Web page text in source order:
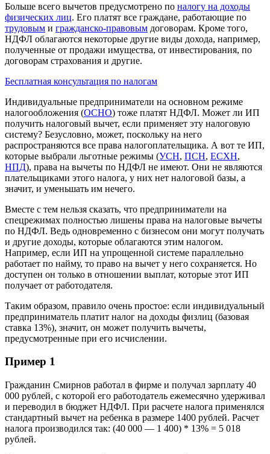
Больше всего вычетов предусмотрено по налогу на доходы
физических лиц. Его платят все граждане, работающие по
трудовым и гражданско-правовым договорам. Кроме того,
НДФЛ облагаются некоторые другие виды дохода, например,
полученные от продажи имущества, от инвестирования, по
договорам страхования и другие.
Бесплатная консультация по налогам
Индивидуальные предприниматели на основном режиме
налогообложения (ОСНО) тоже платят НДФЛ. Может ли ИП
получить налоговый вычет, если применяет эту налоговую
систему? Безусловно, может, поскольку на него
распространяются все права налогоплательщика. А вот те ИП,
которые выбрали льготные режимы (УСН, ПСН, ЕСХН,
НПД), права на вычеты по НДФЛ не имеют. Они не являются
плательщиками этого налога, у них нет налоговой базы, а
значит, и уменьшать им нечего.
Вместе с тем нельзя сказать, что предприниматели на
спецрежимах полностью лишены права на налоговые вычеты
по НДФЛ. Ведь одновременно с бизнесом они могут получать
и другие доходы, которые облагаются этим налогом.
Например, если ИП на упрощенной системе параллельно
работает по найму, то право на вычет у него сохраняется. Но
доступен он только в отношении выплат, которые этот ИП
получает от работодателя.
Таким образом, правило очень простое: если индивидуальный
предприниматель платит налог на доходы физлиц (базовая
ставка 13%), значит, он может получить вычеты,
предусмотренные при его исчислении.
Пример 1
Гражданин Смирнов работал в фирме и получал зарплату 40
000 рублей, с которой его работодатель ежемесячно удерживал
и переводил в бюджет НДФЛ. При расчете налога применялся
стандартный вычет на ребенка в размере 1400 рублей. Расчет
налога производился так: (40 000 — 1 400) * 13% = 5 018
рублей.